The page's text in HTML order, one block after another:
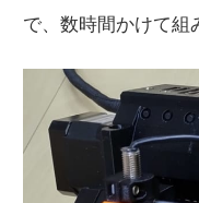
で、数時間かけて組